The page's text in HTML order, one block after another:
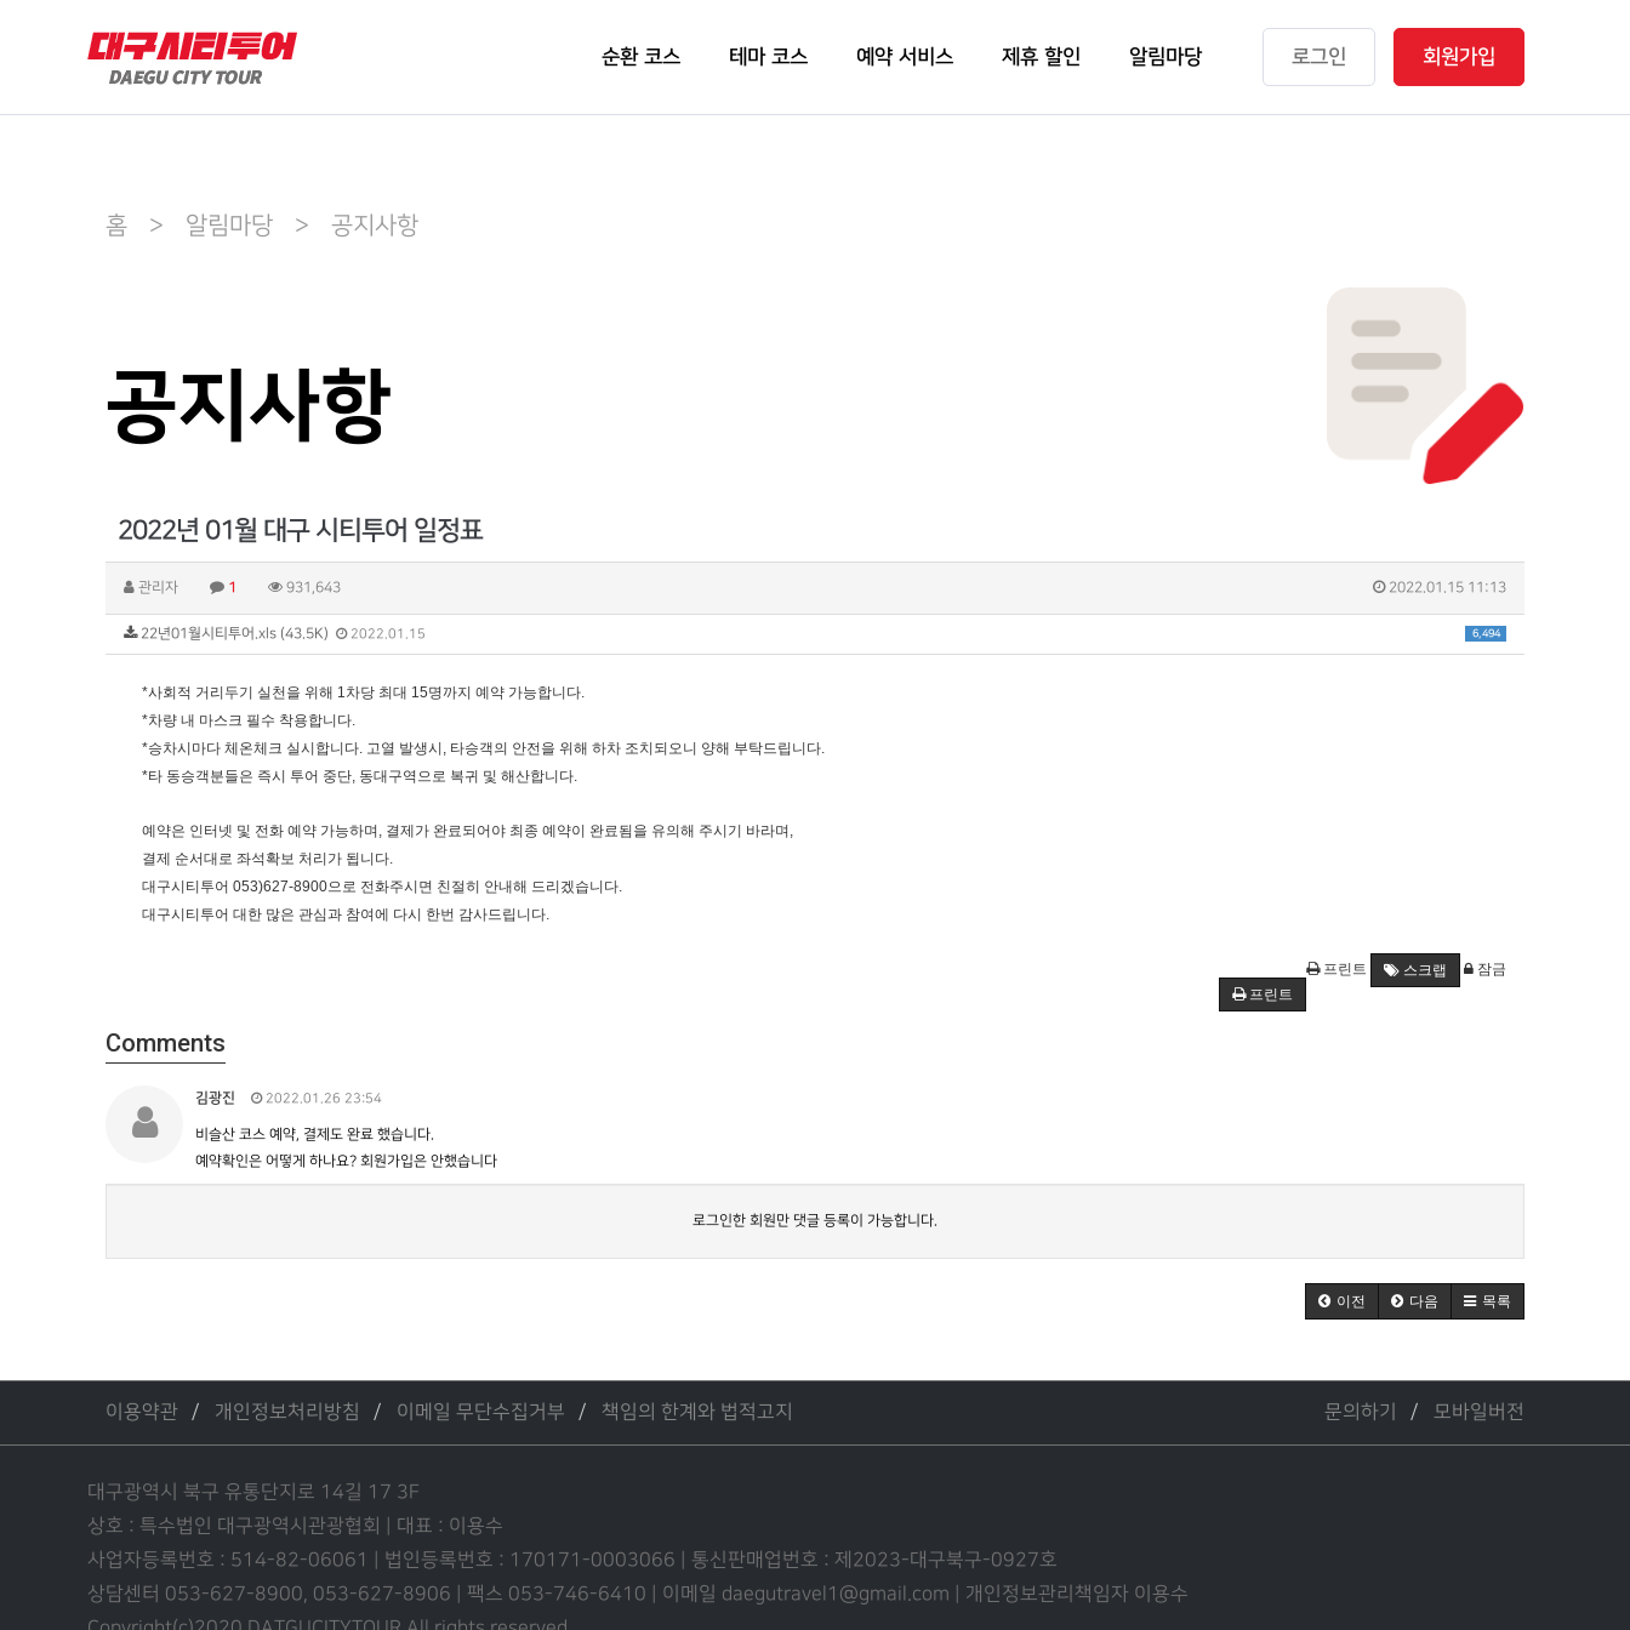
순환 코스 테마 코스 예약 서비스 제휴 할인 알림마당 로그인 회원가입
홈 > 알림마당 > 공지사항
공지사항
2022년 01월 대구 시티투어 일정표
관리자 1 931,643 2022.01.15 11:13
6,494
22년01월시티투어.xls (43.5K) 2022.01.15
*사회적 거리두기 실천을 위해 1차당 최대 15명까지 예약 가능합니다.
*차량 내 마스크 필수 착용합니다.
*승차시마다 체온체크 실시합니다. 고열 발생시, 타승객의 안전을 위해 하차 조치되오니 양해 부탁드립니다.
*타 동승객분들은 즉시 투어 중단, 동대구역으로 복귀 및 해산합니다.
예약은 인터넷 및 전화 예약 가능하며, 결제가 완료되어야 최종 예약이 완료됨을 유의해 주시기 바라며,
결제 순서대로 좌석확보 처리가 됩니다.
대구시티투어 053)627-8900으로 전화주시면 친절히 안내해 드리겠습니다.
대구시티투어 대한 많은 관심과 참여에 다시 한번 감사드립니다.
프린트 스크랩
잠금
프린트
Comments
김광진 2022.01.26 23:54
비슬산 코스 예약, 결제도 완료 했습니다.
예약확인은 어떻게 하나요? 회원가입은 안했습니다
로그인한 회원만 댓글 등록이 가능합니다.
이전 다음 목록
이용약관 개인정보처리방침 이메일 무단수집거부 책임의 한계와 법적고지 문의하기 모바일버전
대구광역시 북구 유통단지로 14길 17 3F
상호 : 특수법인 대구광역시관광협회 | 대표 : 이용수
사업자등록번호 : 514-82-06061 | 법인등록번호 : 170171-0003066 | 통신판매업번호 : 제2023-대구북구-0927호
상담센터 053-627-8900, 053-627-8906 | 팩스 053-746-6410 | 이메일 daegutravel1@gmail.com | 개인정보관리책임자 이용수